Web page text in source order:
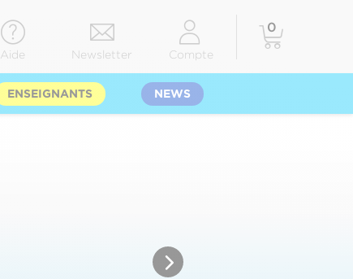
Aide Newsletter Compte
0
ENSEIGNANTS NEWS